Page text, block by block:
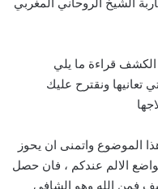
قراءة ما يلي
تعانيها ونقترح عليك
الموضوع واتمنى ان يحوز
الالم عندكم ، فان حصل
فمن الله وهو الشافي